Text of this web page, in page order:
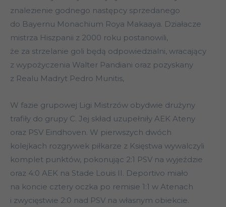
znalezienie godnego następcy sprzedanego
do Bayernu Monachium Roya Makaaya. Działacze
mistrza Hiszpanii z 2000 roku postanowili,
że za strzelanie goli będą odpowiedzialni, wracający
z wypożyczenia Walter Pandiani oraz pozyskany
z Realu Madryt Pedro Munitis,
W fazie grupowej Ligi Mistrzów obydwie drużyny
trafiły do grupy C. Jej skład uzupełniły AEK Ateny
oraz PSV Eindhoven. W pierwszych dwóch
kolejkach rozgrywek piłkarze z Księstwa wywalczyli
komplet punktów, pokonując 2:1 PSV na wyjeździe
oraz 4:0 AEK na Stade Louis II. Deportivo miało
na koncie cztery oczka po remisie 1:1 w Atenach
i zwycięstwie 2:0 nad PSV na własnym obiekcie.